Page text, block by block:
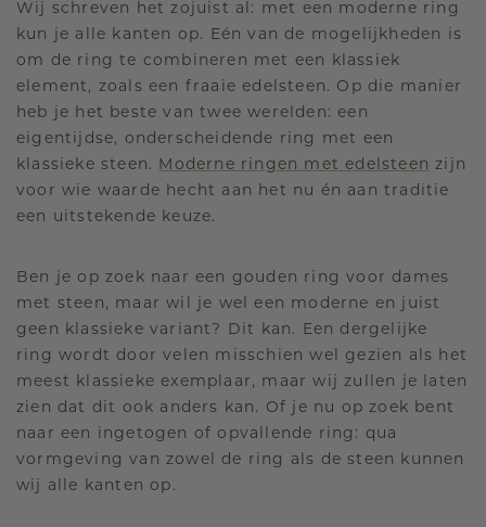
Wij schreven het zojuist al: met een moderne ring
kun je alle kanten op. Eén van de mogelijkheden is
om de ring te combineren met een klassiek
element, zoals een fraaie edelsteen. Op die manier
heb je het beste van twee werelden: een
eigentijdse, onderscheidende ring met een
klassieke steen. Moderne ringen met edelsteen zijn
voor wie waarde hecht aan het nu én aan traditie
een uitstekende keuze.
Ben je op zoek naar een gouden ring voor dames
met steen, maar wil je wel een moderne en juist
geen klassieke variant? Dit kan. Een dergelijke
ring wordt door velen misschien wel gezien als het
meest klassieke exemplaar, maar wij zullen je laten
zien dat dit ook anders kan. Of je nu op zoek bent
naar een ingetogen of opvallende ring: qua
vormgeving van zowel de ring als de steen kunnen
wij alle kanten op.